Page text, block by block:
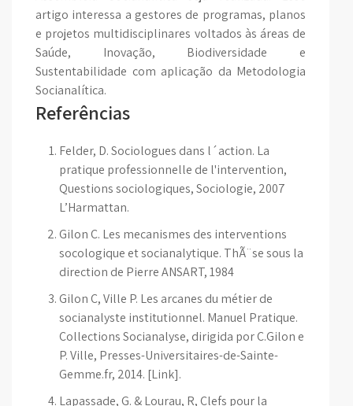
artigo interessa a gestores de programas, planos
e projetos multidisciplinares voltados às áreas de
Saúde, Inovação, Biodiversidade e
Sustentabilidade com aplicação da Metodologia
Socianalítica.
Referências
Felder, D. Sociologues dans l´action. La
pratique professionnelle de l'intervention,
Questions sociologiques, Sociologie, 2007
L’Harmattan.
Gilon C. Les mecanismes des interventions
socologique et socianalytique. ThÃ¨se sous la
direction de Pierre ANSART, 1984
Gilon C, Ville P. Les arcanes du métier de
socianalyste institutionnel. Manuel Pratique.
Collections Socianalyse, dirigida por C.Gilon e
P. Ville, Presses-Universitaires-de-Sainte-
Gemme.fr, 2014. [Link].
Lapassade, G. & Lourau, R, Clefs pour la